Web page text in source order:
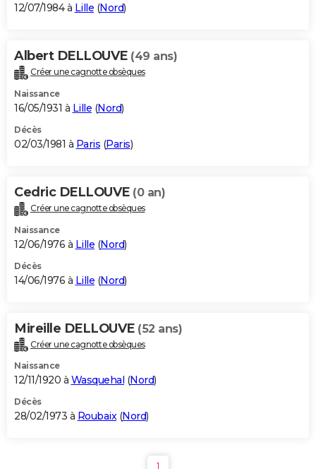
12/07/1984 à Lille (Nord)
Albert DELLOUVE (49 ans)
Créer une cagnotte obsèques
Naissance
16/05/1931 à Lille (Nord)
Décès
02/03/1981 à Paris (Paris)
Cedric DELLOUVE (0 an)
Créer une cagnotte obsèques
Naissance
12/06/1976 à Lille (Nord)
Décès
14/06/1976 à Lille (Nord)
Mireille DELLOUVE (52 ans)
Créer une cagnotte obsèques
Naissance
12/11/1920 à Wasquehal (Nord)
Décès
28/02/1973 à Roubaix(Nord)
1